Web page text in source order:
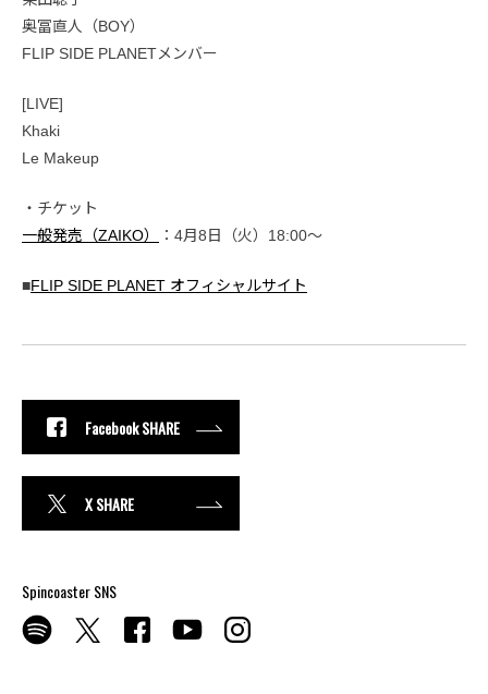
奥冨直人（BOY）
FLIP SIDE PLANETメンバー
[LIVE]
Khaki
Le Makeup
・チケット
一般発売（ZAIKO）
：4月8日（火）18:00〜
■FLIP SIDE PLANET オフィシャルサイト
Facebook SHARE
X SHARE
Spincoaster SNS